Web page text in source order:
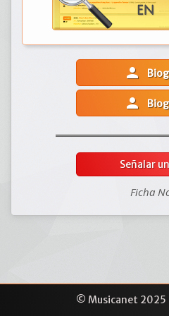
person
person
Señalar
Ficha
© Musicanet 2025 |